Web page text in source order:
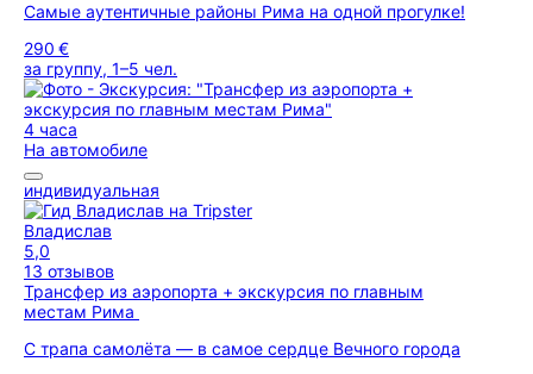
Cамые аутентичные районы Рима на одной прогулке!
290 €
за группу, 1–5 чел.
4 часа
На автомобиле
индивидуальная
Владислав
5,0
13 отзывов
Трансфер из аэропорта + экскурсия по главным
местам Рима
С трапа самолёта — в самое сердце Вечного города